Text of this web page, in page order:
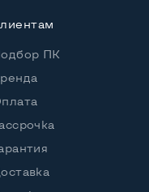
(30 дней)
ПК